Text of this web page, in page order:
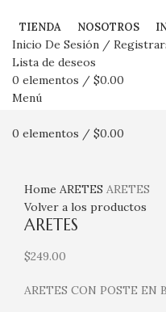
TIENDA NOSOTROS
Inicio De Sesión /
Lista de deseos
0 elementos / $0.00
Menú
0 elementos / $0.00
Home ARETES ARETES
Volver a los productos
ARETES
$249.00
ARETES CON POSTE EN